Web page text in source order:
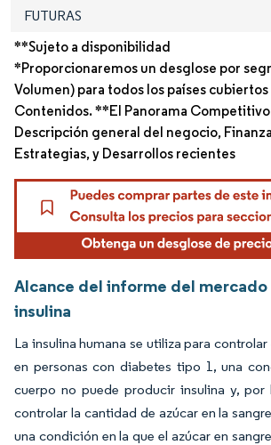
FUTURAS
**Sujeto a disponibilidad
*Proporcionaremos un desglose por
Volumen) para todos los países cubiertos
Contenidos. **El Panorama
Descripción general del negocio,
Estrategias, y Desarrollos recientes
Alcance del informe del
insulina
La insulina humana se utiliza para controlar
en personas con diabetes tipo 1, una
cuerpo no puede producir insulina y,
controlar la cantidad de azúcar en la
una condición en la que el azúcar en